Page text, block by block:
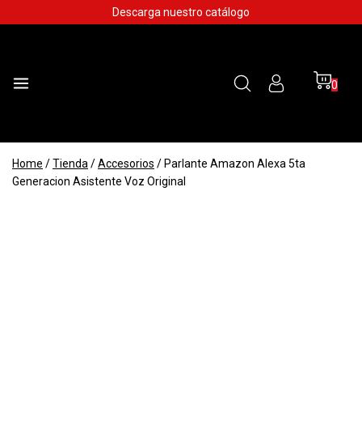
to
Descarga nuestro catálogo
0
Home /Tienda /Accesorios / Parlante Amazon Alexa 5ta
Generacion Asistente Voz Original